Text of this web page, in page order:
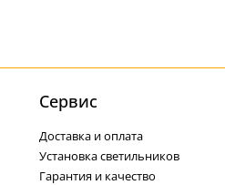
Cервис
Доставка и оплата
Установка светильников
Гарантия и качество